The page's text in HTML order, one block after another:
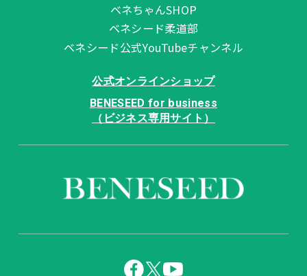
ベネちゃんSHOP
ベネシード柔道部
ベネシード公式YouTubeチャンネル
公式オンラインショップ
BENESEED for business
（ビジネス専用サイト）